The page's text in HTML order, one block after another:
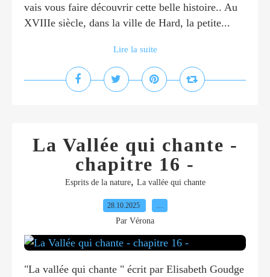
vais vous faire découvrir cette belle histoire.. Au
XVIIIe siècle, dans la ville de Hard, la petite...
Lire la suite
La Vallée qui chante -
chapitre 16 -
Esprits de la nature, La vallée qui chante
28.10.2025 …
Par Vérona
"La vallée qui chante " écrit par Elisabeth Goudge